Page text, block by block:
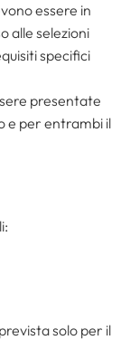
essere in
alle selezioni
specifici
presentate
e per entrambi il
solo per il